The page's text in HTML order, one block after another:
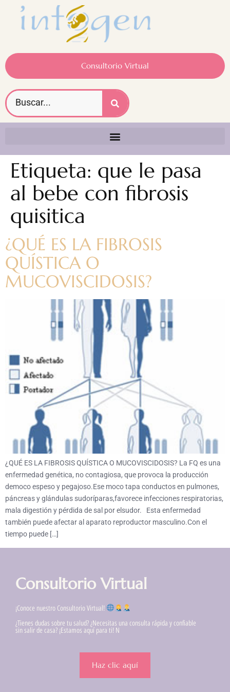
Consultorio Virtual
Etiqueta: que le pasa
al bebe con fibrosis
quisitica
¿QUÉ ES LA FIBROSIS
QUÍSTICA O
MUCOVISCIDOSIS?
¿QUÉ ES LA FIBROSIS QUÍSTICA O MUCOVISCIDOSIS? La FQ es una
enfermedad genética, no contagiosa, que provoca la producción
democo espeso y pegajoso.Ese moco tapa conductos en pulmones,
páncreas y glándulas sudoríparas,favorece infecciones respiratorias,
mala digestión y pérdida de sal por elsudor. Esta enfermedad
también puede afectar al aparato reproductor masculino.Con el
tiempo puede […]
Consultorio Virtual
¡Conoce nuestro Consultorio Virtual!
¿Tienes dudas sobre tu salud? ¿Necesitas una consulta rápida y confiable
sin salir de casa? ¡Estamos aquí para ti! N
Haz clic aquí